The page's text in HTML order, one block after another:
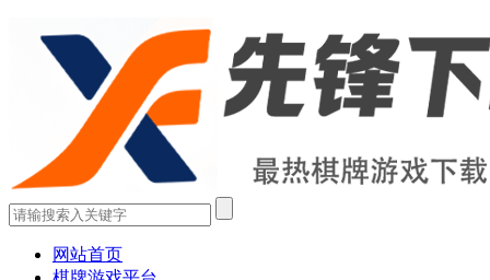
网站首页